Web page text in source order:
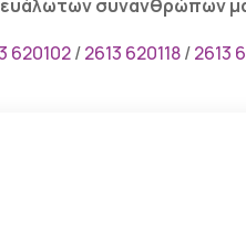
ευάλωτων συνανθρώπων
620102/2613 620118/2613